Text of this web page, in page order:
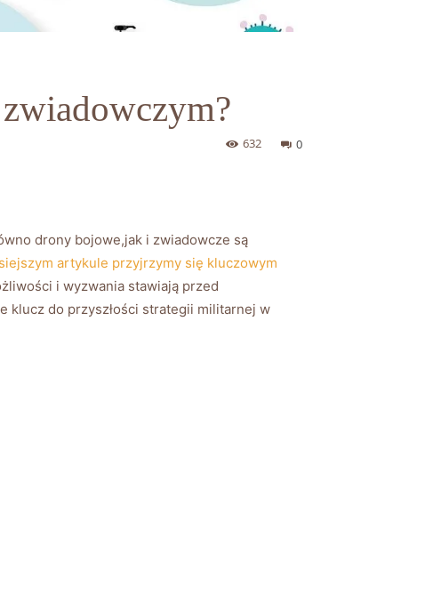
0
632
drony bojowe,jak i zwiadowcze ⁤są
artykule przyjrzymy‌ się kluczowym
i⁤ wyzwania stawiają przed
klucz do przyszłości ‍strategii militarnej w